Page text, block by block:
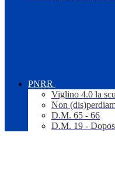
PNRR
Viglino 4.0 la
Non
D.M. 65 - 66
D.M. 19 -